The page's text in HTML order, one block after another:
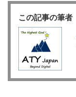
この記事の筆者